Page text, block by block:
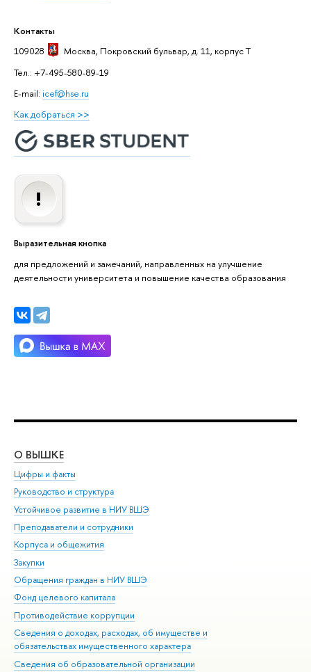
Контакты
109028
Москва, Покровский бульвар, д. 11, корпус T
Тел.: +7-495-580-89-19
E-mail: icef@hse.ru
Как добраться >>
Выразительная кнопка
для предложений и замечаний, направленных на улучшение
деятельности университета и повышение качества образования
О ВЫШКЕ
Цифры и факты
Руководство и структура
Устойчивое развитие в НИУ ВШЭ
Преподаватели и сотрудники
Корпуса и общежития
Закупки
Обращения граждан в НИУ ВШЭ
Фонд целевого капитала
Противодействие коррупции
Сведения о доходах, расходах, об имуществе и
обязательствах имущественного характера
Сведения об образовательной организации